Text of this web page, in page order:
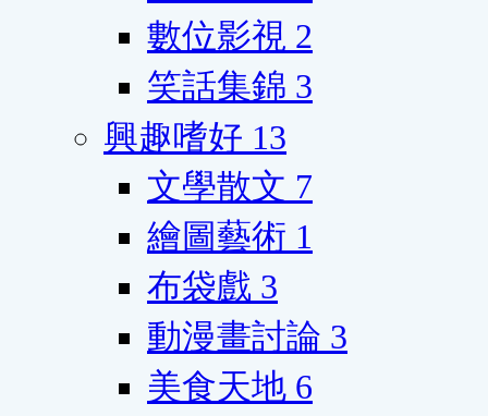
數位影視 2
笑話集錦 3
興趣嗜好 13
文學散文 7
繪圖藝術 1
布袋戲 3
動漫畫討論 3
美食天地 6